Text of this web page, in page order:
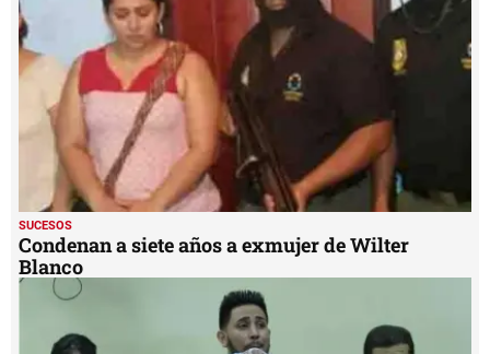
SUCESOS
Condenan a siete años a exmujer de Wilter
Blanco